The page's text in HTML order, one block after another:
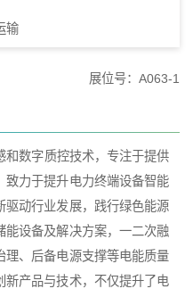
输
展位号：A063-1
和数字质控技术，专注于提供
致力于提升电力终端设备智能
动行业发展，践行绿色能源
能设备及解决方案，一二次融
理、后备电源支撑等电能质量
新产品与技术，不仅提升了电